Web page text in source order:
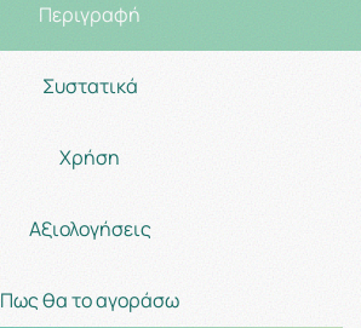
Περιγραφή
Συστατικά
Χρήση
Αξιολογήσεις
Πως θα το αγοράσω